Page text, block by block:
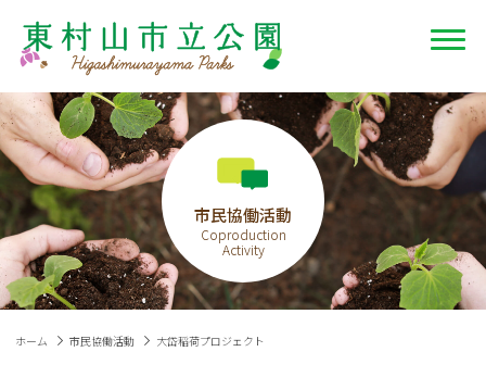
市民協働活動
ホーム 市民協働活動 大岱稲荷プロジェクト